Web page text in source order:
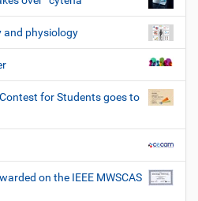
and physiology
for Students goes to
on the IEEE MWSCAS